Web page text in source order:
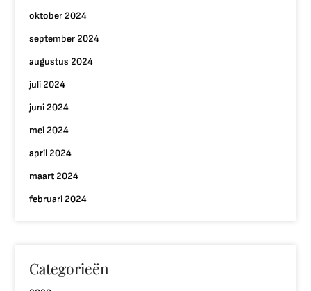
oktober 2024
september 2024
augustus 2024
juli 2024
juni 2024
mei 2024
april 2024
maart 2024
februari 2024
Categorieën